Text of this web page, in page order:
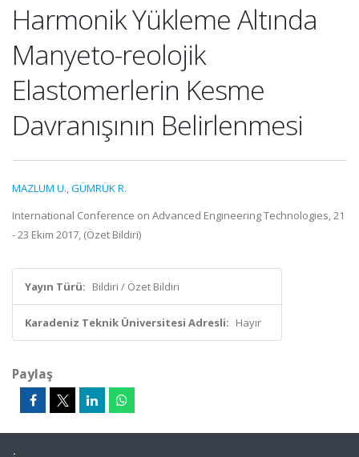
Harmonik Yükleme Altında
Manyeto-reolojik
Elastomerlerin Kesme
Davranışının Belirlenmesi
MAZLUM U.,GÜMRÜK R.
International Conference on Advanced Engineering Technologies, 21
- 23 Ekim 2017, (Özet Bildiri)
Yayın Türü: Bildiri / Özet Bildiri
Karadeniz Teknik Üniversitesi Adresli: Hayır
Paylaş